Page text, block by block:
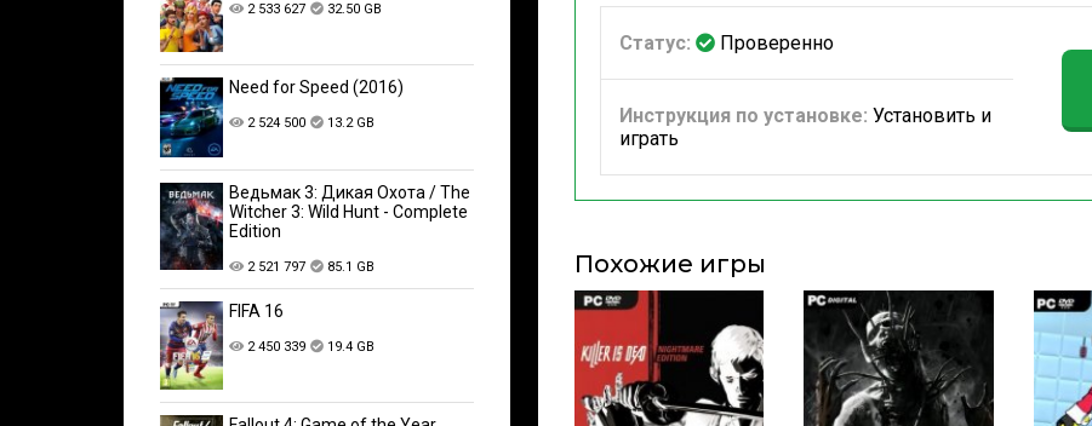
2 533 627 32.50 GB
Need for Speed (2016)
2 524 500 13.2 GB
Ведьмак 3: Дикая Охота / The
Witcher 3: Wild Hunt - Complete
Edition
2 521 797 85.1 GB
FIFA 16
2 450 339 19.4 GB
Статус: Проверенно
Инструкция по установке: Установить и
играть
Похожие игры